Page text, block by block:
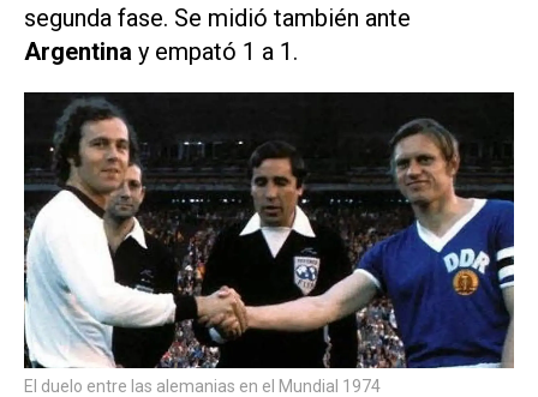
segunda fase. Se midió también ante
Argentina y empató 1 a 1.
El duelo entre las alemanias en el Mundial 1974